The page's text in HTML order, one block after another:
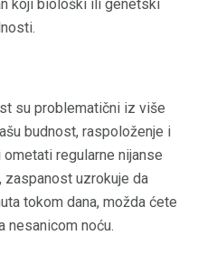
koji biološki ili genetski
su problematični iz više
budnost, raspoloženje i
regularne nijanse
zaspanost uzrokuje da
tokom dana, možda ćete
nesanicom noću.